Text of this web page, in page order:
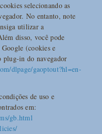
selecionando as
No entanto, note
utilizar a
disso, você pode
(cookies e
plug-in do navegador
dlpage/gaoptout?hl=en-
de uso e
em:
gb.html